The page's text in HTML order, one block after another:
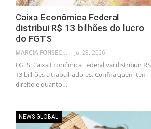
Caixa Econômica Federal
distribui R$ 13 bilhões do lucro
do FGTS
MARCIA FONSECA - FINANCIAL CONSULTANT jul 28, 2026
FGTS: Caixa Econômica Federal vai distribuir R$
13 bilhões a trabalhadores. Confira quem tem
direito e quanto…
NEWS GLOBAL